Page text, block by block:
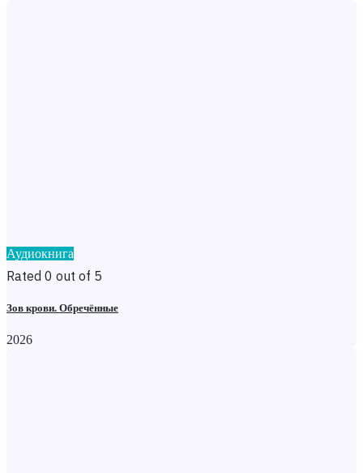
Аудиокнига
Rated 0 out of 5
Зов крови. Обречённые
2026